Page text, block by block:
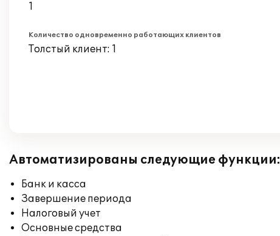
1
Количество одновременно работающих клиентов
Толстый клиент: 1
Автоматизированы следующие функции:
Банк и касса
Завершение периода
Налоговый учет
Основные средства